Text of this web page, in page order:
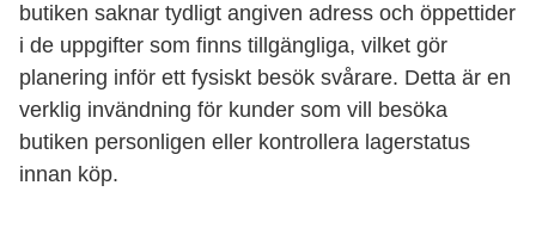
butiken saknar tydligt angiven adress och öppettider
i de uppgifter som finns tillgängliga, vilket gör
planering inför ett fysiskt besök svårare. Detta är en
verklig invändning för kunder som vill besöka
butiken personligen eller kontrollera lagerstatus
innan köp.